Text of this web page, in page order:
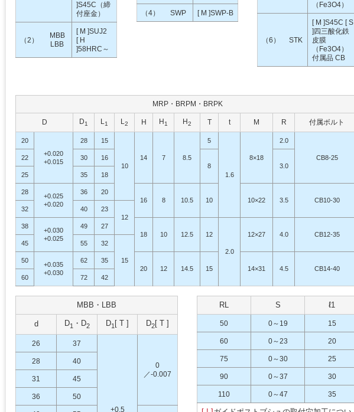
]S45C（締
付座金）
（2）
MBB
LBB
[ M ]SUJ2
[ H
]58HRC～
（4） SWP [ M ]SWP-B
（Fe3O4）
（6） STK
[ M ]S45C [ S
]四三酸化鉄
皮膜
（Fe3O4）
付属品 CB
MRP・BRPM・BRPK
D D1 L1 L2 H H1 H2 T t M R 付属ボルト
20
+0.020
+0.015
28 15
10
14 7 8.5
5
1.6
8×18
2.0
CB8-25
22 30
16
8
3.0
25
35 18
28
+0.025
+0.020
36
20
16
8 10.5 10 10×22 3.5
CB10-30
32
40
23
12
38
+0.030
+0.025
49
27
18
10 12.5 12
2.0
12×27 4.0
CB12-35
45
55 32
15
50
+0.035
+0.030
62
35
20
12 14.5 15 14×31 4.5
CB14-40
60
72 42
MBB・LBB
d D1 ・D2 D1 [ T ] D2[ T ]
26 37
+0.5
0
／-0.007
28 40
31 45
36 50
RL S ℓ1
50 0～19 15
60 0～23 20
75 0～30 25
90 0～37 30
110 0～47 35